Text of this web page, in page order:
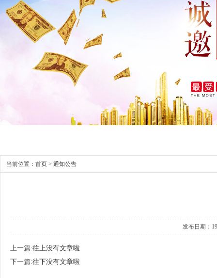
当前位置： 首页 > 通知公告
发布日期：
上一篇:往上没有文章啦
下一篇:往下没有文章啦